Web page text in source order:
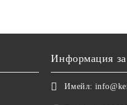
Информация за
Имейл: